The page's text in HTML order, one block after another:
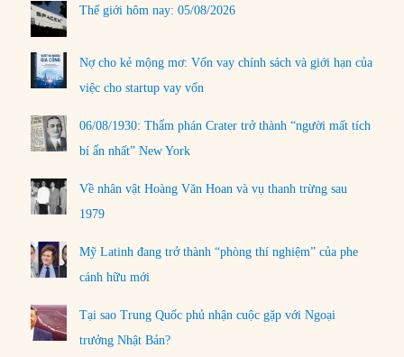
Thế giới hôm nay: 05/08/2026
Nợ cho kẻ mộng mơ: Vốn vay chính sách và giới hạn của
việc cho startup vay vốn
06/08/1930: Thẩm phán Crater trở thành “người mất tích
bí ẩn nhất” New York
Về nhân vật Hoàng Văn Hoan và vụ thanh trừng sau
1979
Mỹ Latinh đang trở thành “phòng thí nghiệm” của phe
cánh hữu mới
Tại sao Trung Quốc phủ nhận cuộc gặp với Ngoại
trưởng Nhật Bản?